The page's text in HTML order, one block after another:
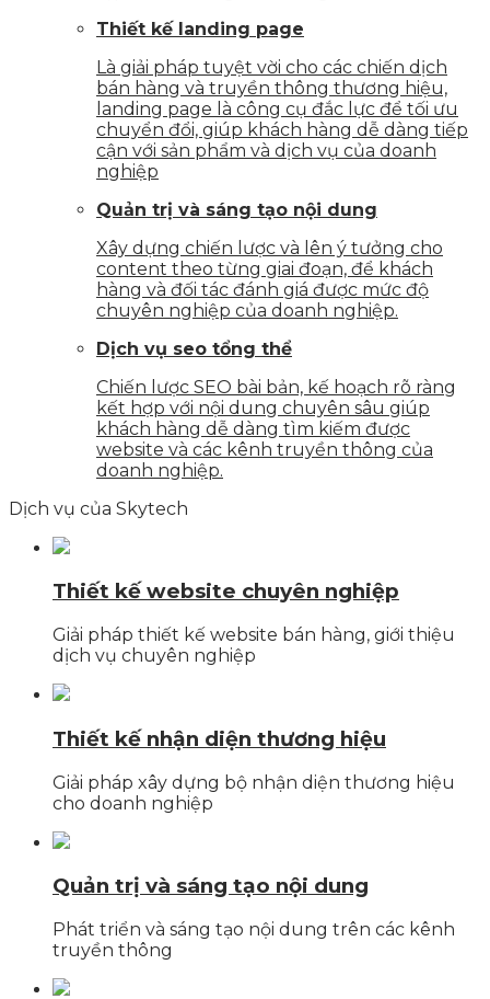
Thiết kế landing page
Là giải pháp tuyệt vời cho các chiến dịch
bán hàng và truyền thông thương hiệu,
landing page là công cụ đắc lực để tối ưu
chuyển đổi, giúp khách hàng dễ dàng tiếp
cận với sản phẩm và dịch vụ của doanh
nghiệp
Quản trị và sáng tạo nội dung
Xây dựng chiến lược và lên ý tưởng cho
content theo từng giai đoạn, để khách
hàng và đối tác đánh giá được mức độ
chuyên nghiệp của doanh nghiệp.
Dịch vụ seo tổng thể
Chiến lược SEO bài bản, kế hoạch rõ ràng
kết hợp với nội dung chuyên sâu giúp
khách hàng dễ dàng tìm kiếm được
website và các kênh truyền thông của
doanh nghiệp.
Dịch vụ của Skytech
Thiết kế website chuyên nghiệp
Giải pháp thiết kế website bán hàng, giới thiệu
dịch vụ chuyên nghiệp
Thiết kế nhận diện thương hiệu
Giải pháp xây dựng bộ nhận diện thương hiệu
cho doanh nghiệp
Quản trị và sáng tạo nội dung
Phát triển và sáng tạo nội dung trên các kênh
truyền thông